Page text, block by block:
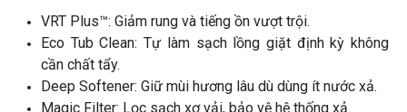
VRT Plus™: Giảm rung và tiếng ồn vượt trội.
Eco Tub Clean: Tự làm sạch lồng giặt định kỳ không
cần chất tẩy.
Deep Softener: Giữ mùi hương lâu dù dùng ít nước xả.
Magic Filter: Lọc sạch xơ vải, bảo vệ hệ thống xả.